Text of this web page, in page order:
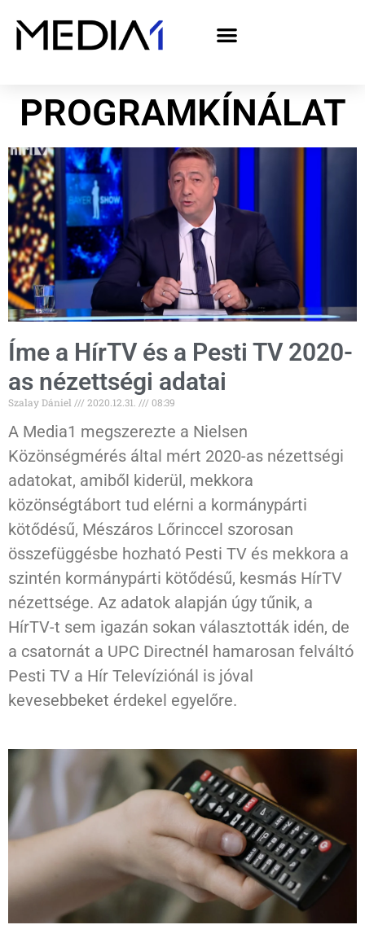
PROGRAMKÍNÁLAT
Íme a HírTV és a Pesti TV 2020-
as nézettségi adatai
Szalay Dániel 2020.12.31. 08:39
A Media1 megszerezte a Nielsen
Közönségmérés által mért 2020-as nézettségi
adatokat, amiből kiderül, mekkora
közönségtábort tud elérni a kormánypárti
kötődésű, Mészáros Lőrinccel szorosan
összefüggésbe hozható Pesti TV és mekkora a
szintén kormánypárti kötődésű, kesmás HírTV
nézettsége. Az adatok alapján úgy tűnik, a
HírTV-t sem igazán sokan választották idén, de
a csatornát a UPC Directnél hamarosan felváltó
Pesti TV a Hír Televíziónál is jóval
kevesebbeket érdekel egyelőre.